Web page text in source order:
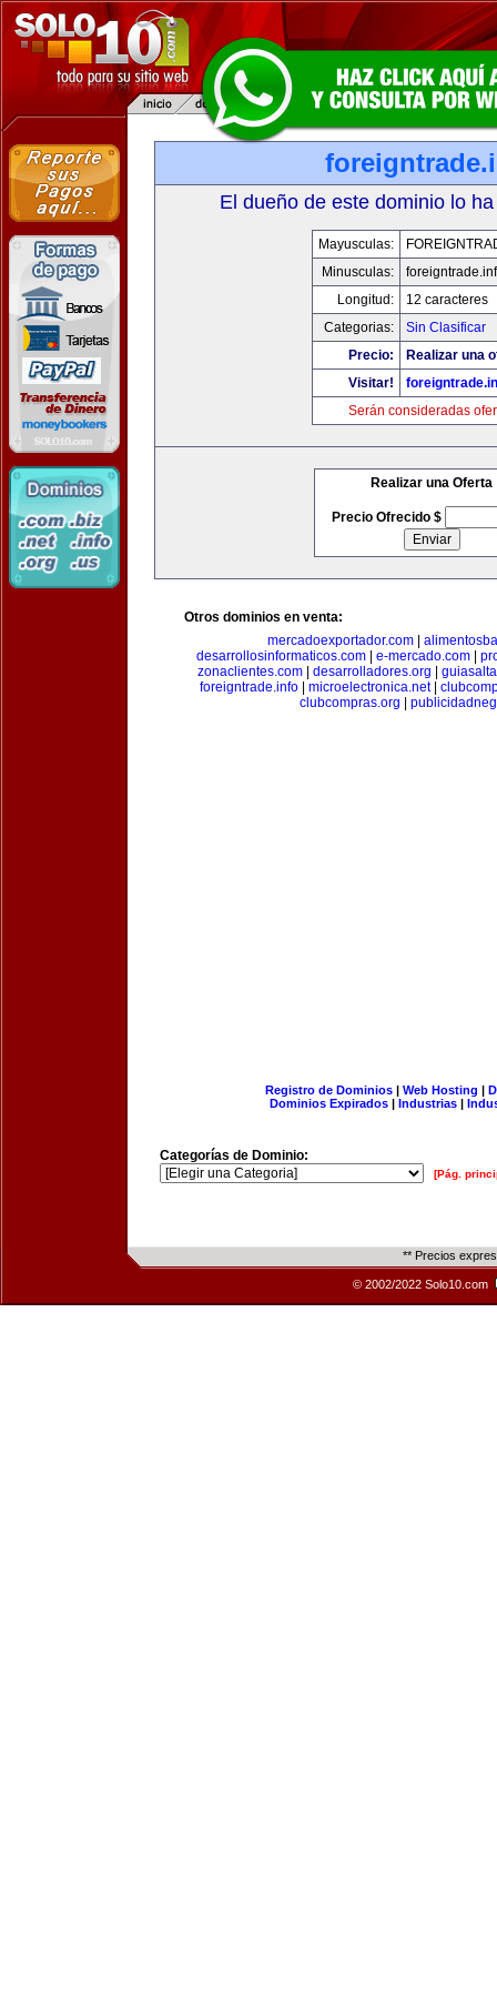
El dueño de este dominio lo
Mayusculas:
Minusculas:
Longitud:
12 caracteres
Categorias:
Sin Clasificar
Precio:
Realizar una
Visitar!
Serán consideradas
Realizar una Oferta
Precio Ofrecido $
Otros dominios en venta:
mercadoexportador.com|
desarrollosinformaticos.com| e-mercado.com|
zonaclientes.com| desarrolladores.org
foreigntrade.info
microelectronica.net|
clubcompras.org
Registro de Dominios| Web Hosting |
Dominios Expirados | Industrias |
Categorías de Dominio:
[Pág.
** Precios
© 2002/2022 Solo10.com